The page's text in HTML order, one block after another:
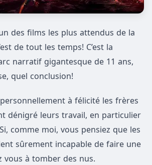
des films les plus attendus de la
de tout les temps! C’est la
narratif gigantesque de 11 ans,
quel conclusion!
à félicité les frères
dénigré leurs travail, en particulier
comme moi, vous pensiez que les
sûrement incapable de faire une
vous à tomber des nus.